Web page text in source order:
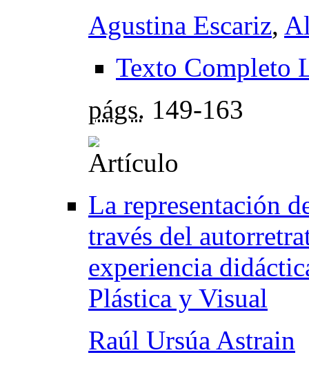
Agustina Escariz,
Texto Completo
págs. 149-163
La representación
través del
experiencia
Plástica y Visual
Raúl Ursúa Astrain